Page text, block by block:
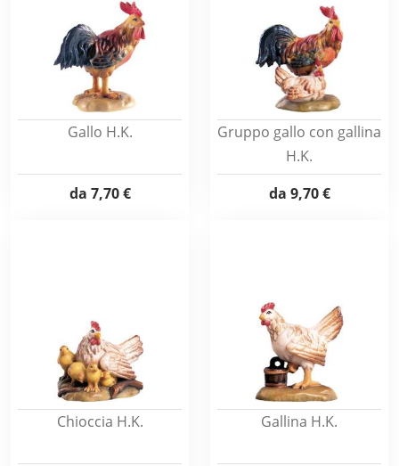
Gallo H.K.
da 7,70 €
Gruppo gallo con gallina
H.K.
da 9,70 €
Chioccia H.K. Gallina H.K.